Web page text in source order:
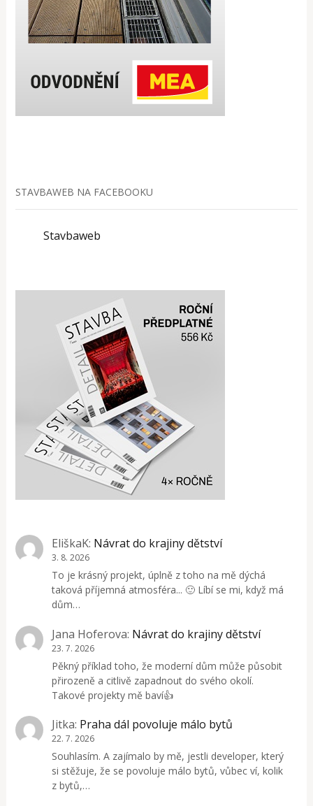
STAVBAWEB NA FACEBOOKU
Stavbaweb
EliškaK: Návrat do krajiny dětství
3. 8. 2026
To je krásný projekt, úplně z toho na mě dýchá
taková příjemná atmosféra... 🙂 Líbí se mi, když má
dům…
Jana Hoferova: Návrat do krajiny dětství
23. 7. 2026
Pěkný příklad toho, že moderní dům může působit
přirozeně a citlivě zapadnout do svého okolí.
Takové projekty mě baví👍
Jitka: Praha dál povoluje málo bytů
22. 7. 2026
Souhlasím. A zajímalo by mě, jestli developer, který
si stěžuje, že se povoluje málo bytů, vůbec ví, kolik
z bytů,…